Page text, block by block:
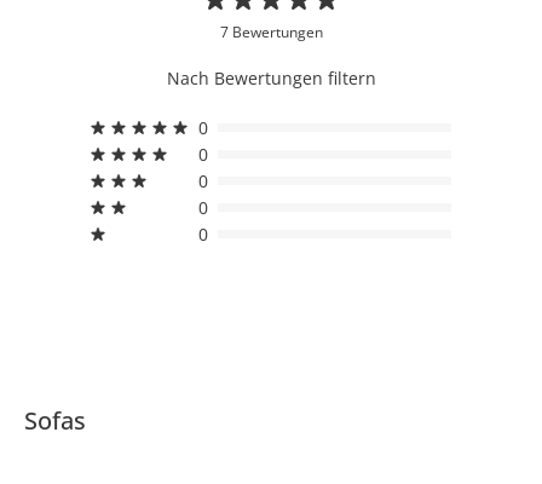
7 Bewertungen
Nach Bewertungen filtern
0
0
0
0
0
Sofas